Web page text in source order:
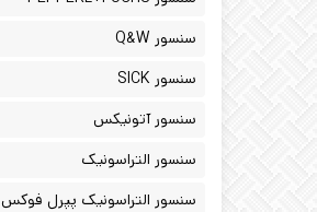
سنسور Q&W
سنسور SICK
سنسور آتونیکس
سنسور التراسونیک
سنسور التراسونیک پپرل فوکس